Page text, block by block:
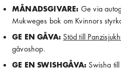
MÅNADSGIVARE: Ge via
Mukweges bok om Kvinnors
GE EN GÅVA: Stöd till
gåvoshop.
GE EN SWISHGÅVA: Swisha